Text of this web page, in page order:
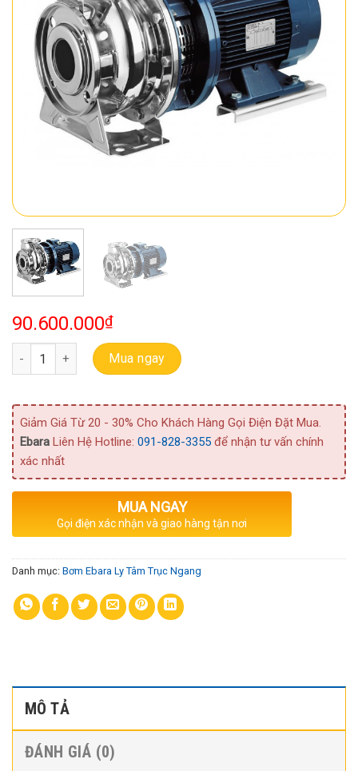
90.600.000₫
Bơm Ebara Buồng Bơm Bằng Inox Model 3M 65-200/18.5 số lượng
Mua ngay
Giảm Giá Từ 20 - 30% Cho Khách Hàng Gọi Điện Đặt Mua.
Ebara Liên Hệ Hotline: 091-828-3355 để nhận tư vấn chính
xác nhất
MUA NGAY
Gọi điện xác nhận và giao hàng tận nơi
Danh mục: Bơm Ebara Ly Tâm Trục Ngang
MÔ TẢ
ĐÁNH GIÁ (0)